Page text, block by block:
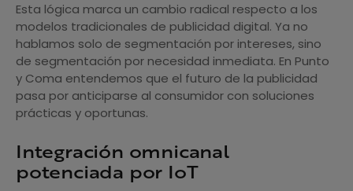
Esta lógica marca un cambio radical respecto a los
modelos tradicionales de publicidad digital. Ya no
hablamos solo de segmentación por intereses, sino
de segmentación por necesidad inmediata. En Punto
y Coma entendemos que el futuro de la publicidad
pasa por anticiparse al consumidor con soluciones
prácticas y oportunas.
Integración omnicanal
potenciada por IoT